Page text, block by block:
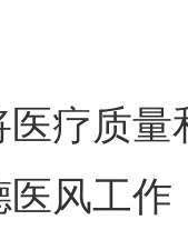
质量
风工